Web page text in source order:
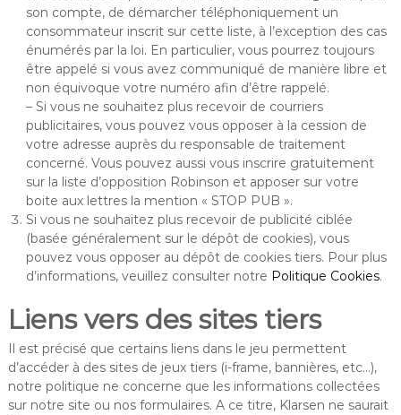
son compte, de démarcher téléphoniquement un
consommateur inscrit sur cette liste, à l’exception des cas
énumérés par la loi. En particulier, vous pourrez toujours
être appelé si vous avez communiqué de manière libre et
non équivoque votre numéro afin d’être rappelé.
– Si vous ne souhaitez plus recevoir de courriers
publicitaires, vous pouvez vous opposer à la cession de
votre adresse auprès du responsable de traitement
concerné. Vous pouvez aussi vous inscrire gratuitement
sur la liste d’opposition Robinson et apposer sur votre
boite aux lettres la mention « STOP PUB ».
Si vous ne souhaitez plus recevoir de publicité ciblée
(basée généralement sur le dépôt de cookies), vous
pouvez vous opposer au dépôt de cookies tiers. Pour plus
d’informations, veuillez consulter notre Politique Cookies.
Liens vers des sites tiers
Il est précisé que certains liens dans le jeu permettent
d’accéder à des sites de jeux tiers (i-frame, bannières, etc…),
notre politique ne concerne que les informations collectées
sur notre site ou nos formulaires. A ce titre, Klarsen ne saurait